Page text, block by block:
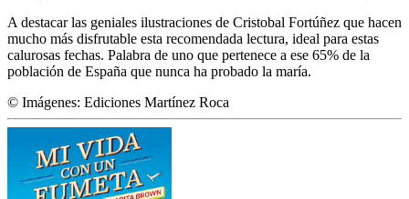
A destacar las geniales ilustraciones de Cristobal Fortúñez que hacen
mucho más disfrutable esta recomendada lectura, ideal para estas
calurosas fechas. Palabra de uno que pertenece a ese 65% de la
población de España que nunca ha probado la maría.
© Imágenes: Ediciones Martínez Roca